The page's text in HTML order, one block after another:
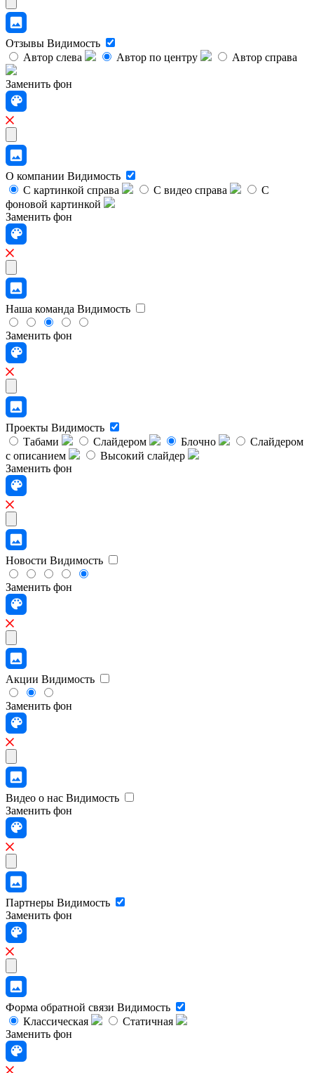
Отзывы Видимость
Автор слева
Автор по центру Автор справа
Заменить фон
О компании Видимость
С картинкой справа
С видео справа
С
фоновой картинкой
Заменить фон
Наша команда Видимость
Заменить фон
Проекты Видимость
Табами
Слайдером Блочно
Слайдером
с описанием
Высокий слайдер
Заменить фон
Новости Видимость
Заменить фон
Акции Видимость
Заменить фон
Видео о нас Видимость
Заменить фон
Партнеры Видимость
Заменить фон
Форма обратной связи Видимость
Классическая
Статичная
Заменить фон